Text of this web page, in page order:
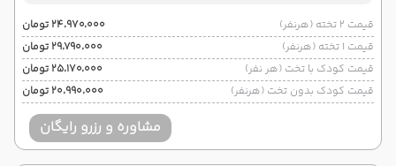
قیمت 2 تخته (هرنفر)
۲۴٬۹۷۰٬۰۰۰ تومان
قیمت 1 تخته (هرنفر)
۲۹٬۷۹۰٬۰۰۰ تومان
قیمت کودک با تخت (هر نفر)
۲۵٬۱۷۰٬۰۰۰ تومان
قیمت کودک بدون تخت (هرنفر)
۲۰٬۹۹۰٬۰۰۰ تومان
مشاوره و رزرو رایگان